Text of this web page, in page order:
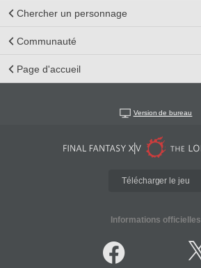
Chercher un personnage
Communauté
Page d'accueil
Version de bureau
Télécharger le jeu
Informations officielles